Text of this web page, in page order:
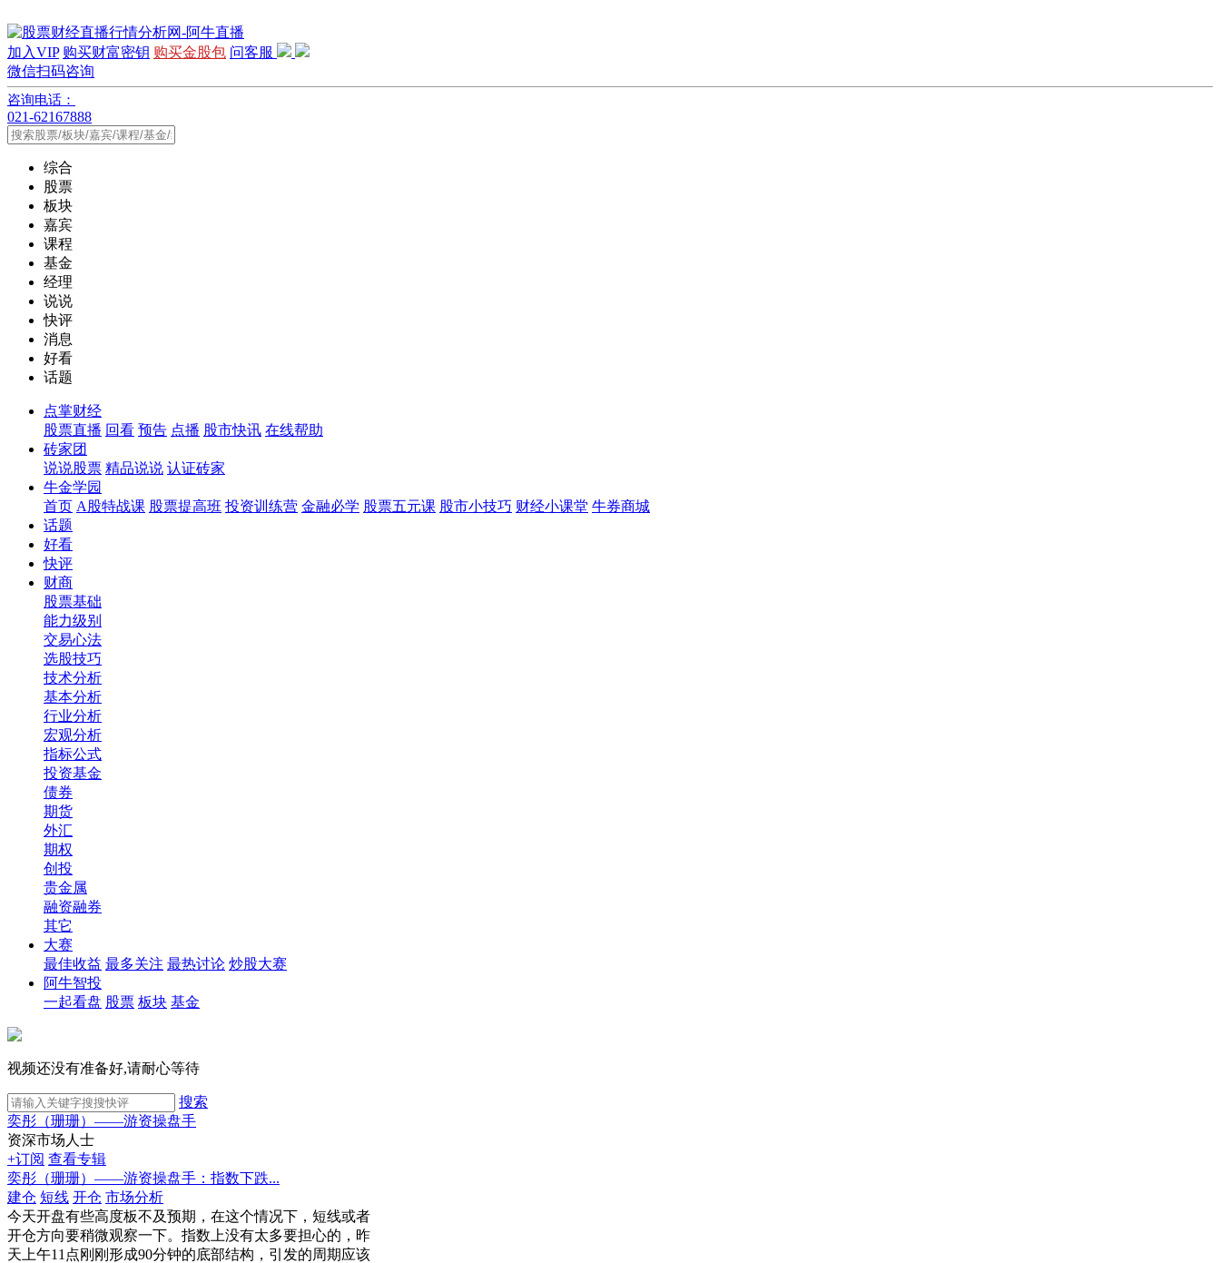
加入VIP 购买财富密钥 购买金股包 问客服
微信扫码咨询
咨询电话：
021-62167888
综合
股票
板块
嘉宾
课程
基金
经理
说说
快评
消息
好看
话题
点掌财经
股票直播 回看 预告 点播 股市快讯 在线帮助
砖家团
说说股票 精品说说 认证砖家
牛金学园
首页 A股特战课 股票提高班 投资训练营 金融必学 股票五元课 股市小技巧 财经小课堂 牛券商城
话题
好看
快评
财商
股票基础
能力级别
交易心法
选股技巧
技术分析
基本分析
行业分析
宏观分析
指标公式
投资基金
债券
期货
外汇
期权
创投
贵金属
融资融券
其它
大赛
最佳收益 最多关注 最热讨论 炒股大赛
阿牛智投
一起看盘 股票 板块 基金
视频还没有准备好,请耐心等待
搜索
奕彤（珊珊）——游资操盘手
资深市场人士
+订阅 查看专辑
奕彤（珊珊）——游资操盘手：指数下跌...
建仓 短线 开仓 市场分析
今天开盘有些高度板不及预期，在这个情况下，短线或者
开仓方向要稍微观察一下。指数上没有太多要担心的，昨
天上午11点刚刚形成90分钟的底部结构，引发的周期应该